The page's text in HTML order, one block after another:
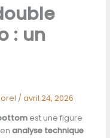
: un
/ avril 24, 2026
est une figure
analyse technique